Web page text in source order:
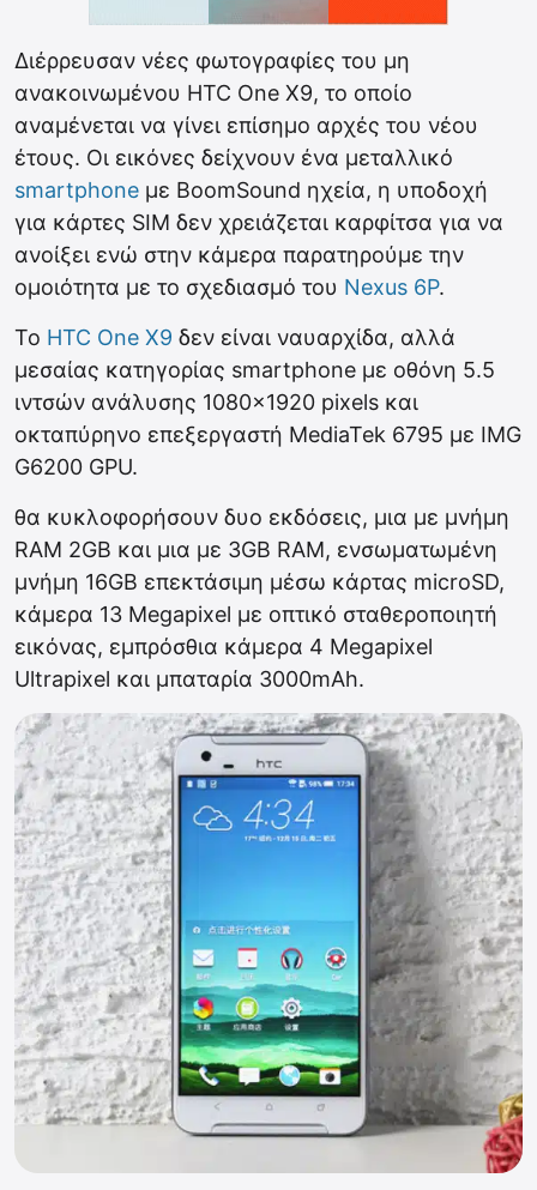
Διέρρευσαν νέες φωτογραφίες του μη
ανακοινωμένου HTC One X9, το οποίο
αναμένεται να γίνει επίσημο αρχές του νέου
έτους. Οι εικόνες δείχνουν ένα μεταλλικό
smartphone με BoomSound ηχεία, η υποδοχή
για κάρτες SIM δεν χρειάζεται καρφίτσα για να
ανοίξει ενώ στην κάμερα παρατηρούμε την
ομοιότητα με το σχεδιασμό του Nexus 6P.
Το HTC One X9 δεν είναι ναυαρχίδα, αλλά
μεσαίας κατηγορίας smartphone με οθόνη 5.5
ιντσών ανάλυσης 1080×1920 pixels και
οκταπύρηνο επεξεργαστή MediaTek 6795 με IMG
G6200 GPU.
θα κυκλοφορήσουν δυο εκδόσεις, μια με μνήμη
RAM 2GB και μια με 3GB RAM, ενσωματωμένη
μνήμη 16GB επεκτάσιμη μέσω κάρτας microSD,
κάμερα 13 Megapixel με οπτικό σταθεροποιητή
εικόνας, εμπρόσθια κάμερα 4 Megapixel
Ultrapixel και μπαταρία 3000mAh.